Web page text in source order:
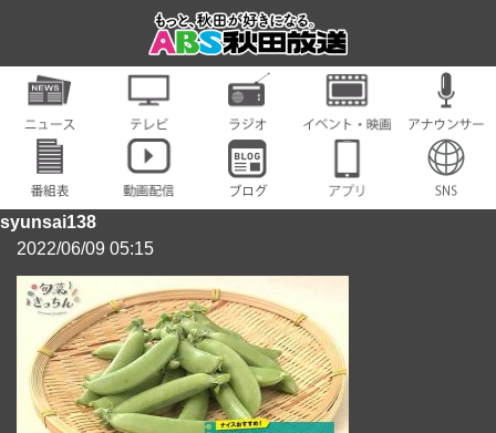
syunsai138
2022/06/09 05:15